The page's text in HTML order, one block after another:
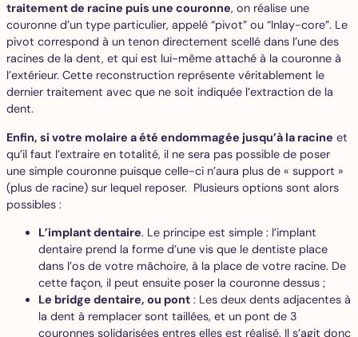
traitement de racine puis une couronne, on réalise une
couronne d’un type particulier, appelé “pivot” ou “Inlay-core”. Le
pivot correspond à un tenon directement scellé dans l’une des
racines de la dent, et qui est lui-même attaché à la couronne à
l’extérieur. Cette reconstruction représente véritablement le
dernier traitement avec que ne soit indiquée l’extraction de la
dent.
Enfin, si votre molaire a été endommagée jusqu’à la racine et
qu’il faut l’extraire en totalité, il ne sera pas possible de poser
une simple couronne puisque celle-ci n’aura plus de « support »
(plus de racine) sur lequel reposer. Plusieurs options sont alors
possibles :
L’implant dentaire. Le principe est simple : l’implant
dentaire prend la forme d’une vis que le dentiste place
dans l’os de votre mâchoire, à la place de votre racine. De
cette façon, il peut ensuite poser la couronne dessus ;
Le bridge dentaire, ou pont : Les deux dents adjacentes à
la dent à remplacer sont taillées, et un pont de 3
couronnes solidarisées entres elles est réalisé. Il s’agit donc